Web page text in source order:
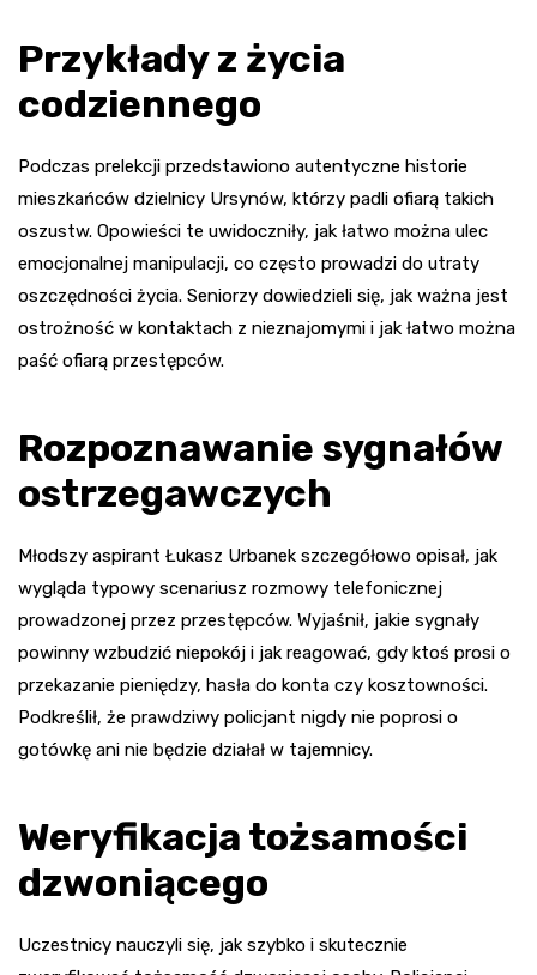
Przykłady z życia
codziennego
Podczas prelekcji przedstawiono autentyczne historie
mieszkańców dzielnicy Ursynów, którzy padli ofiarą takich
oszustw. Opowieści te uwidoczniły, jak łatwo można ulec
emocjonalnej manipulacji, co często prowadzi do utraty
oszczędności życia. Seniorzy dowiedzieli się, jak ważna jest
ostrożność w kontaktach z nieznajomymi i jak łatwo można
paść ofiarą przestępców.
Rozpoznawanie sygnałów
ostrzegawczych
Młodszy aspirant Łukasz Urbanek szczegółowo opisał, jak
wygląda typowy scenariusz rozmowy telefonicznej
prowadzonej przez przestępców. Wyjaśnił, jakie sygnały
powinny wzbudzić niepokój i jak reagować, gdy ktoś prosi o
przekazanie pieniędzy, hasła do konta czy kosztowności.
Podkreślił, że prawdziwy policjant nigdy nie poprosi o
gotówkę ani nie będzie działał w tajemnicy.
Weryfikacja tożsamości
dzwoniącego
Uczestnicy nauczyli się, jak szybko i skutecznie